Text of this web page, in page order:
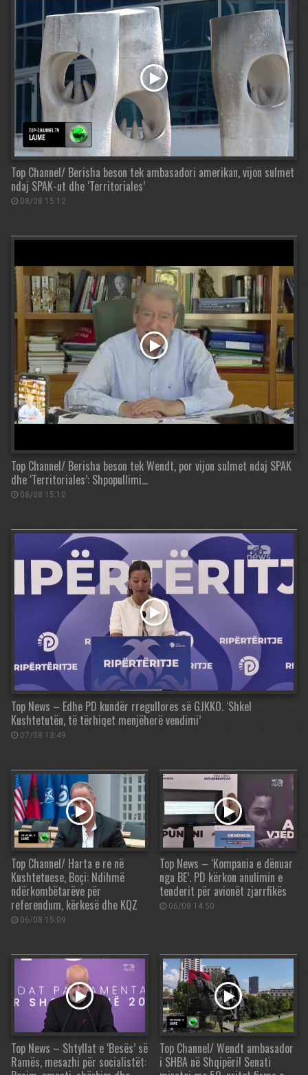
Top Channel/ Berisha beson tek ambasadori amerikan, vijon sulmet
ndaj SPAK-ut dhe ‘Territoriales’
08/08 15:12
Top Channel/ Berisha beson tek Wendt, por vijon sulmet ndaj SPAK
dhe ‘Territoriales’: Shpopullimi…
08/08 15:10
Top News – Edhe PD kundër rregullores së GJKKO. ‘Shkel
Kushtetutën, të tërhiqet menjëherë vendimi’
07/08 13:49
Top Channel/ Harta e re në
Kushtetuese, Boçi: Ndihmë
ndërkombëtarëve për
referendum, kërkesë dhe KQZ
06/08 15:09
Top News – ‘Kompania e dënuar
nga BE’. PD kërkon anulimin e
tenderit për avionët zjarrfikës
06/08 14:50
Top News – Shtyllat e ‘Besës’ së
Ramës, mesazhi për socialistët:
Top Channel/ Wendt ambasador
i SHBA në Shqipëri! Senati